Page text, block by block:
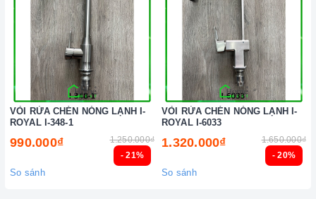
- 21%
VÒI RỬA CHÉN NÓNG LẠNH I-
ROYAL I-348-1
990.000₫ 1.250.000₫
So sánh
- 20%
VÒI RỬA CHÉN NÓNG LẠNH I-
ROYAL I-6033
1.320.000₫ 1.650.000₫
So sánh